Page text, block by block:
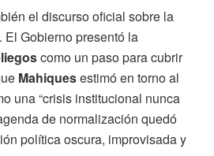
el discurso oficial sobre la
Gobierno presentó la
como un paso para cubrir
Mahiquesestimó en torno al
una “crisis institucional nunca
de normalización quedó
política oscura, improvisada y